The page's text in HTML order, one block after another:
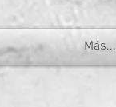
Más...